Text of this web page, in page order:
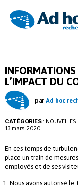
Ad
L’IMPACT DU
par Ad hoc
CATÉGORIES: NOUVELLES
13 mars 2020
En ces temps de
place un train de
employés et de ses
Nous avons autorisé le